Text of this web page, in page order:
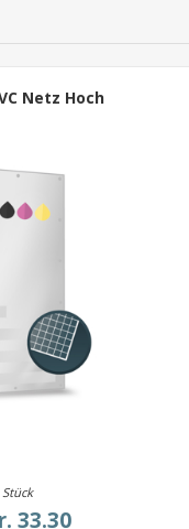
Netz Hoch
Stück
33.30